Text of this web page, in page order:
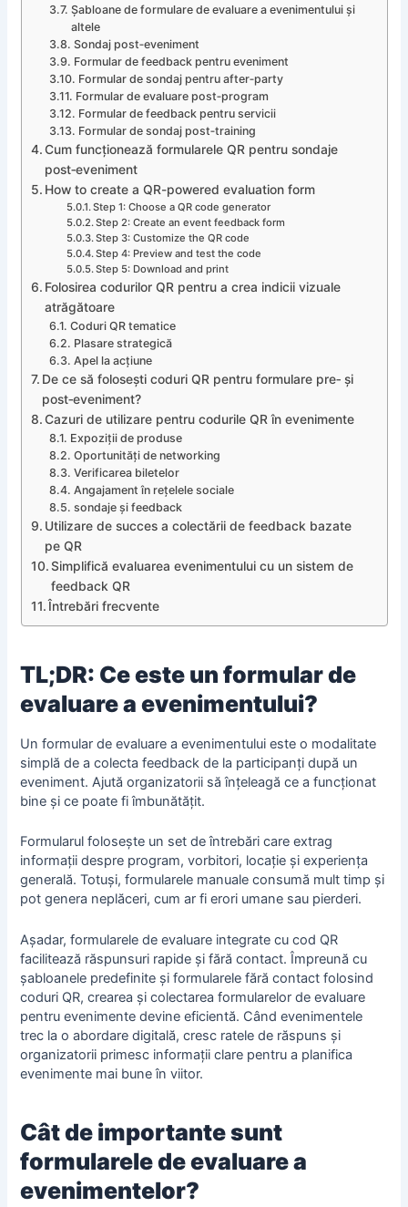
Șabloane de formulare de evaluare a evenimentului și
altele
Sondaj post‑eveniment
Formular de feedback pentru eveniment
Formular de sondaj pentru after‑party
Formular de evaluare post‑program
Formular de feedback pentru servicii
Formular de sondaj post‑training
Cum funcționează formularele QR pentru sondaje
post‑eveniment
How to create a QR-powered evaluation form
Step 1: Choose a QR code generator
Step 2: Create an event feedback form
Step 3: Customize the QR code
Step 4: Preview and test the code
Step 5: Download and print
Folosirea codurilor QR pentru a crea indicii vizuale
atrăgătoare
Coduri QR tematice
Plasare strategică
Apel la acțiune
De ce să folosești coduri QR pentru formulare pre‑ și
post‑eveniment?
Cazuri de utilizare pentru codurile QR în evenimente
Expoziții de produse
Oportunități de networking
Verificarea biletelor
Angajament în rețelele sociale
sondaje și feedback
Utilizare de succes a colectării de feedback bazate
pe QR
Simplifică evaluarea evenimentului cu un sistem de
feedback QR
Întrebări frecvente
TL;DR: Ce este un formular de
evaluare a evenimentului?
Un formular de evaluare a evenimentului este o modalitate
simplă de a colecta feedback de la participanți după un
eveniment. Ajută organizatorii să înțeleagă ce a funcționat
bine și ce poate fi îmbunătățit.
Formularul folosește un set de întrebări care extrag
informații despre program, vorbitori, locație și experiența
generală. Totuși, formularele manuale consumă mult timp și
pot genera neplăceri, cum ar fi erori umane sau pierderi.
Așadar, formularele de evaluare integrate cu cod QR
facilitează răspunsuri rapide și fără contact. Împreună cu
șabloanele predefinite și formularele fără contact folosind
coduri QR, crearea și colectarea formularelor de evaluare
pentru evenimente devine eficientă. Când evenimentele
trec la o abordare digitală, cresc ratele de răspuns și
organizatorii primesc informații clare pentru a planifica
evenimente mai bune în viitor.
Cât de importante sunt
formularele de evaluare a
evenimentelor?